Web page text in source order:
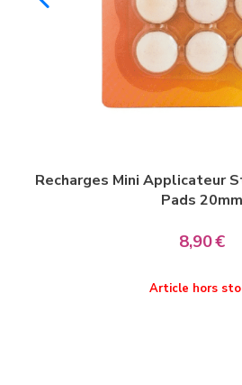
Applicateur Studio Light – Foam